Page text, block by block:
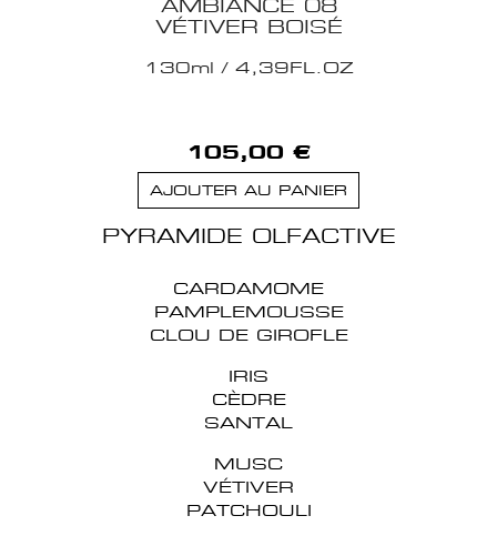
AMBIANCE 08
VÉTIVER BOISÉ
130ml / 4,39FL.OZ
105,00 €
AJOUTER AU PANIER
PYRAMIDE OLFACTIVE
CARDAMOME
PAMPLEMOUSSE
CLOU DE GIROFLE
IRIS
CÈDRE
SANTAL
MUSC
VÉTIVER
PATCHOULI